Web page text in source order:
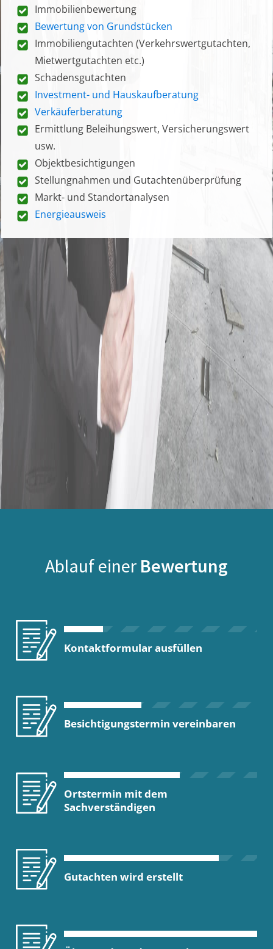
Immobilienbewertung
Bewertung von Grundstücken
Immobiliengutachten (Verkehrswertgutachten,
Mietwertgutachten etc.)
Schadensgutachten
Investment- und Hauskaufberatung
Verkäuferberatung
Ermittlung Beleihungswert, Versicherungswert
usw.
Objektbesichtigungen
Stellungnahmen und Gutachtenüberprüfung
Markt- und Standortanalysen
Energieausweis
Ablauf einer Bewertung
Kontaktformular ausfüllen
Besichtigungstermin vereinbaren
Ortstermin mit dem
Sachverständigen
Gutachten wird erstellt